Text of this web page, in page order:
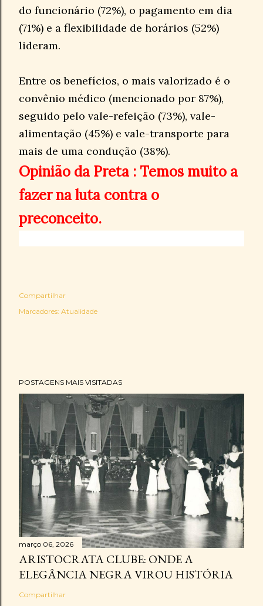
do funcionário (72%), o pagamento em dia
(71%) e a flexibilidade de horários (52%)
lideram.
Entre os benefícios, o mais valorizado é o
convênio médico (mencionado por 87%),
seguido pelo vale-refeição (73%), vale-
alimentação (45%) e vale-transporte para
mais de uma condução (38%).
Opinião da Preta : Temos muito a
fazer na luta contra o
preconceito.
Compartilhar
Marcadores: Atualidade
POSTAGENS MAIS VISITADAS
março 06, 2026
ARISTOCRATA CLUBE: ONDE A
ELEGÂNCIA NEGRA VIROU HISTÓRIA
Compartilhar